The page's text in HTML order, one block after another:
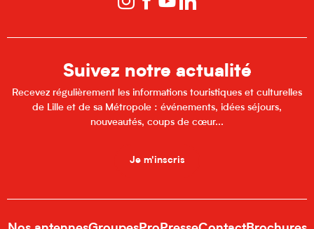
Suivez notre actualité
Recevez régulièrement les informations touristiques et culturelles
de Lille et de sa Métropole : événements, idées séjours,
nouveautés, coups de cœur...
Je m'inscris